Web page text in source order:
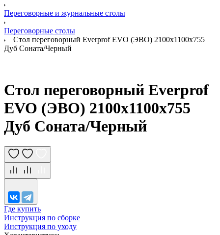
Переговорные и журнальные столы
Переговорные столы
Стол переговорный Everprof EVO (ЭВО) 2100х1100x755
Дуб Соната/Черный
Стол переговорный Everprof
EVO (ЭВО) 2100х1100x755
Дуб Соната/Черный
Где купить
Инструкция по сборке
Инструкция по уходу